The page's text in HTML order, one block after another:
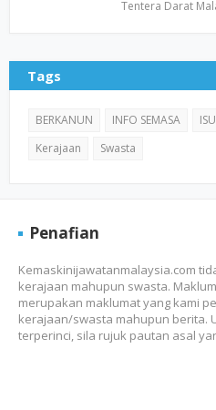
Tentera Darat
Tags
BERKANUN INFO SEMASA
Kerajaan
Swasta
Penafian
Kemaskinijawatanmalaysia.com
kerajaan mahupun swasta.
merupakan maklumat yang kami
kerajaan/swasta mahupun berita.
terperinci, sila rujuk pautan asal